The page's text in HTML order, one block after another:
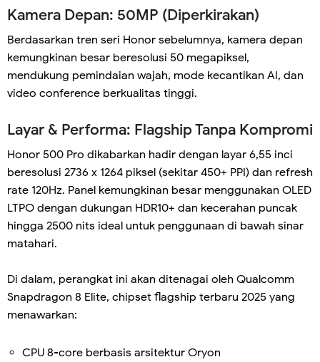
Kamera Depan: 50MP (Diperkirakan)
Berdasarkan tren seri Honor sebelumnya, kamera depan
kemungkinan besar beresolusi 50 megapiksel,
mendukung pemindaian wajah, mode kecantikan AI, dan
video conference berkualitas tinggi.
Layar & Performa: Flagship Tanpa Kompromi
Honor 500 Pro dikabarkan hadir dengan layar 6,55 inci
beresolusi 2736 x 1264 piksel (sekitar 450+ PPI) dan refresh
rate 120Hz. Panel kemungkinan besar menggunakan OLED
LTPO dengan dukungan HDR10+ dan kecerahan puncak
hingga 2500 nits ideal untuk penggunaan di bawah sinar
matahari.
Di dalam, perangkat ini akan ditenagai oleh Qualcomm
Snapdragon 8 Elite, chipset flagship terbaru 2025 yang
menawarkan:
CPU 8-core berbasis arsitektur Oryon